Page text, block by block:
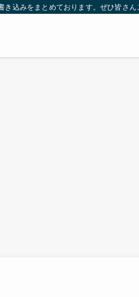
込みをまとめております。ぜひ皆さん